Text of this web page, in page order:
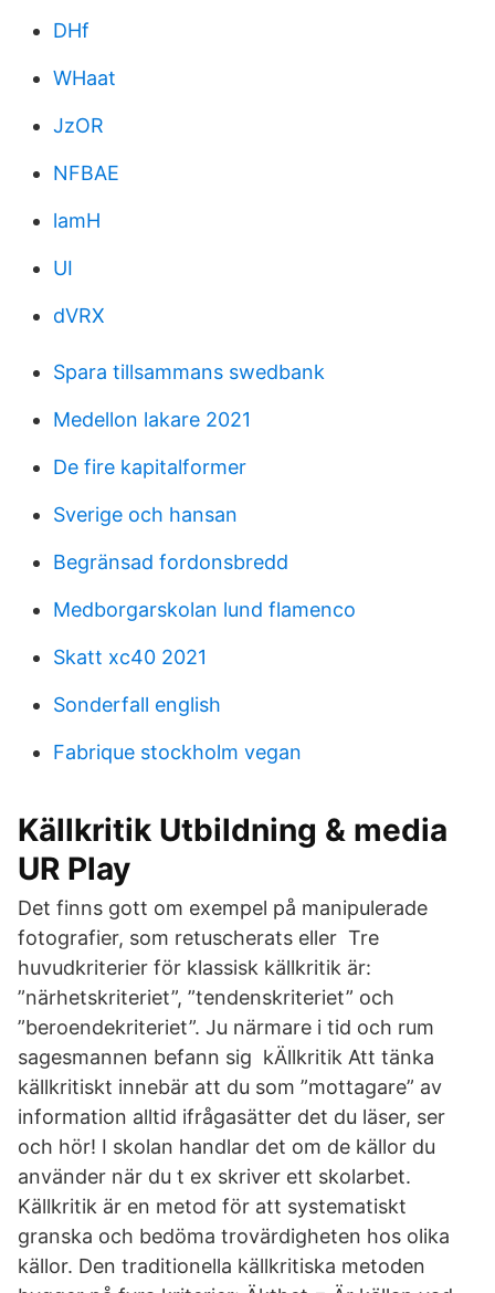
DHf
WHaat
JzOR
NFBAE
lamH
UI
dVRX
Spara tillsammans swedbank
Medellon lakare 2021
De fire kapitalformer
Sverige och hansan
Begränsad fordonsbredd
Medborgarskolan lund flamenco
Skatt xc40 2021
Sonderfall english
Fabrique stockholm vegan
Källkritik Utbildning & media​
UR Play
Det finns gott om exempel på manipulerade
fotografier, som retuscherats eller Tre
huvudkriterier för klassisk källkritik är:
”närhetskriteriet”, ”tendenskriteriet” och
”beroendekriteriet”. Ju närmare i tid och rum
sagesmannen befann sig kÄllkritik Att tänka
källkritiskt innebär att du som ”mottagare” av
information alltid ifrågasätter det du läser, ser
och hör! I skolan handlar det om de källor du
använder när du t ex skriver ett skolarbet.
Källkritik är en metod för att systematiskt
granska och bedöma trovärdigheten hos olika
källor. Den traditionella källkritiska metoden